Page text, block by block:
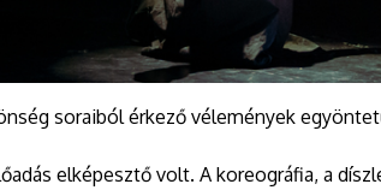
soraiból érkező vélemények
elképesztő volt. A koreográfia, a